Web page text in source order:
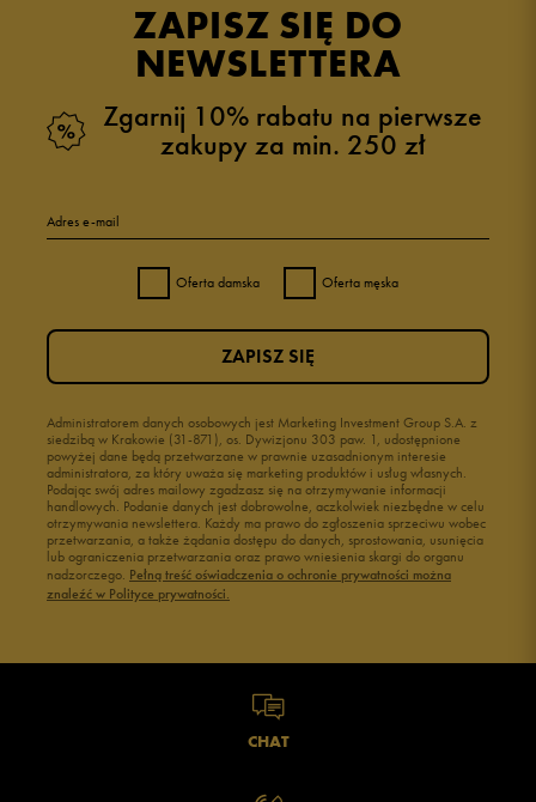
ZAPISZ SIĘ DO
NEWSLETTERA
Zgarnij 10% rabatu na pierwsze
zakupy za min. 250 zł
Adres e-mail
Oferta damska Oferta męska
Administratorem danych osobowych jest Marketing Investment Group S.A. z
siedzibą w Krakowie (31-871), os. Dywizjonu 303 paw. 1, udostępnione
powyżej dane będą przetwarzane w prawnie uzasadnionym interesie
administratora, za który uważa się marketing produktów i usług własnych.
Podając swój adres mailowy zgadzasz się na otrzymywanie informacji
handlowych. Podanie danych jest dobrowolne, aczkolwiek niezbędne w celu
otrzymywania newslettera. Każdy ma prawo do zgłoszenia sprzeciwu wobec
przetwarzania, a także żądania dostępu do danych, sprostowania, usunięcia
lub ograniczenia przetwarzania oraz prawo wniesienia skargi do organu
nadzorczego. Pełną treść oświadczenia o ochronie prywatności można
znaleźć w Polityce prywatności.
ZAPISZ SIĘ
CHAT